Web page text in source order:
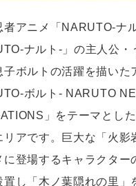
者アニメ「NARUTO-ナ
ナルト-」の主人公・
子ボルトの活躍を描いた
ボルト- NARUTO
」をテーマとし
リアです。巨大な「火影
に登場するキャラクター
置し「木ノ葉隠れの里」